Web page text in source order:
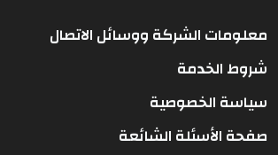
معلومات الشركة ووسائل الاتصال
شروط الخدمة
سياسة الخصوصية
صفحة الأسئلة الشائعة